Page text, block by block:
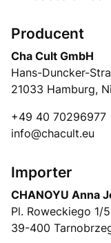
Producent
Cha Cult GmbH
Hans-Duncker-
21033 Hamburg,
+49 40 70296977
info@chacult.eu
Importer
CHANOYU Anna
Pl. Roweckiego 1/5
39-400